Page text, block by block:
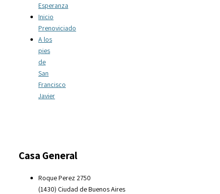
Esperanza
Inicio
Prenoviciado
A los
pies
de
San
Francisco
Javier
Casa General
Roque Perez 2750
(1430) Ciudad de Buenos Aires